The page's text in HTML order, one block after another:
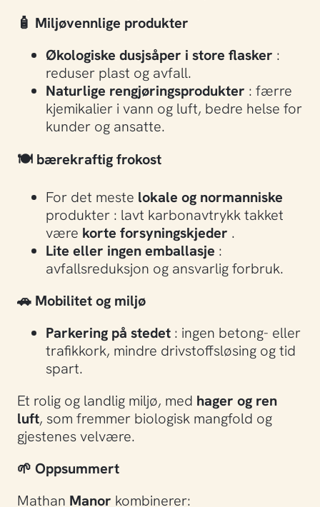
🧴 Miljøvennlige produkter
Økologiske dusjsåper i store flasker :
reduser plast og avfall.
Naturlige rengjøringsprodukter : færre
kjemikalier i vann og luft, bedre helse for
kunder og ansatte.
🍽️ bærekraftig frokost
For det meste lokale og normanniske
produkter : lavt karbonavtrykk takket
være korte forsyningskjeder .
Lite eller ingen emballasje :
avfallsreduksjon og ansvarlig forbruk.
🚗 Mobilitet og miljø
Parkering på stedet : ingen betong- eller
trafikkork, mindre drivstoffsløsing og tid
spart.
Et rolig og landlig miljø, med hager og ren
luft, som fremmer biologisk mangfold og
gjestenes velvære.
🌱 Oppsummert
Mathan Manor kombinerer: